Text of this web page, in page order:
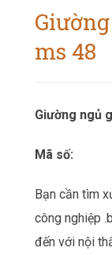
ms 48
Giường ngủ
Mã số:
Bạn cần tìm
công nghiệp
đến với nội